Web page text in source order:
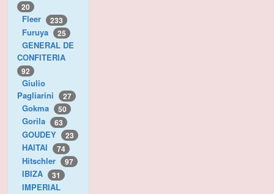
20
Fleer 233
Furuya 25
GENERAL DE
CONFITERIA
92
Giulio
Pagliarini
27
Gokma 50
Gorila 63
GOUDEY 23
HAITAI 74
Hitschler 97
IBIZA 31
IMPERIAL